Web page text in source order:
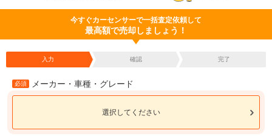
今すぐカーセンサーで一括査定依頼して
最高額で売却しましょう！
入力 確認 完了
必須 メーカー・車種・グレード
選択してください